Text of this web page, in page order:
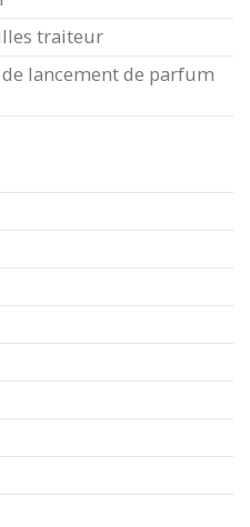
traiteur
lancement de parfum